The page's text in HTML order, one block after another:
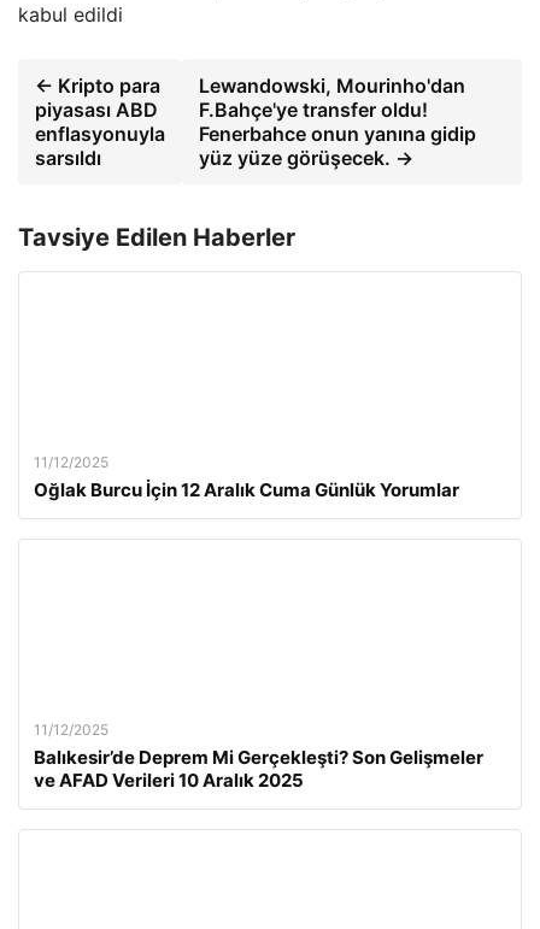
kabul edildi
← Kripto para
piyasası ABD
enflasyonuyla
sarsıldı
Lewandowski, Mourinho'dan
F.Bahçe'ye transfer oldu!
Fenerbahce onun yanına gidip
yüz yüze görüşecek. →
Tavsiye Edilen Haberler
11/12/2025
Oğlak Burcu İçin 12 Aralık Cuma Günlük Yorumlar
11/12/2025
Balıkesir’de Deprem Mi Gerçekleşti? Son Gelişmeler
ve AFAD Verileri 10 Aralık 2025